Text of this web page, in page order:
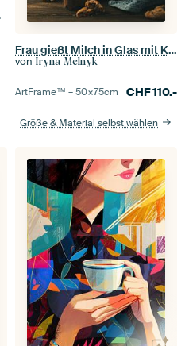
Frau gießt Milch in Glas mit Kaffee ein
von Iryna Melnyk
ArtFrame™ –50×75cm CHF110.-
Größe & Material selbst wählen